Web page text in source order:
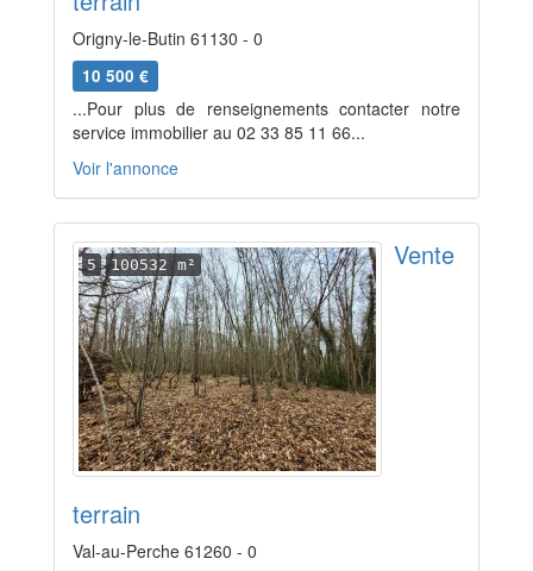
Origny-le-Butin 61130 - 0
10 500 €
...Pour plus de renseignements contacter notre
service immobilier au 02 33 85 11 66...
Voir l'annonce
5 100532 m² Vente
terrain
Val-au-Perche 61260 - 0